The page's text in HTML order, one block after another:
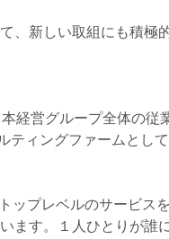
、新しい取組にも積極
経営グループ全体の従
ィングファームとし
プレベルのサービス
ます。１人ひとりが誰